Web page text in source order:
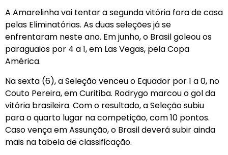
A Amarelinha vai tentar a segunda vitória fora de casa
pelas Eliminatórias. As duas seleções já se
enfrentaram neste ano. Em junho, o Brasil goleou os
paraguaios por 4 a 1, em Las Vegas, pela Copa
América.
Na sexta (6), a Seleção venceu o Equador por 1 a 0, no
Couto Pereira, em Curitiba. Rodrygo marcou o gol da
vitória brasileira. Com o resultado, a Seleção subiu
para o quarto lugar na competição, com 10 pontos.
Caso vença em Assunção, o Brasil deverá subir ainda
mais na tabela de classificação.